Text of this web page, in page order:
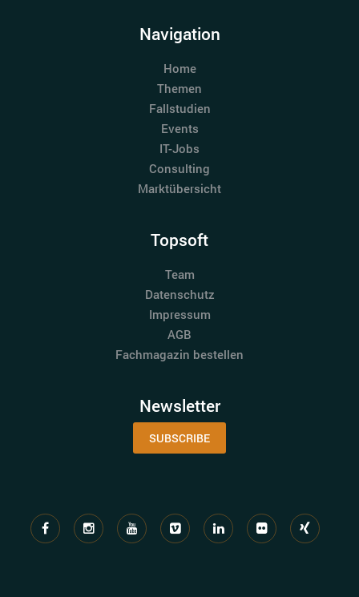
Navigation
Home
Themen
Fallstudien
Events
IT-Jobs
Consulting
Marktübersicht
Topsoft
Team
Datenschutz
Impressum
AGB
Fachmagazin bestellen
Newsletter
SUBSCRIBE